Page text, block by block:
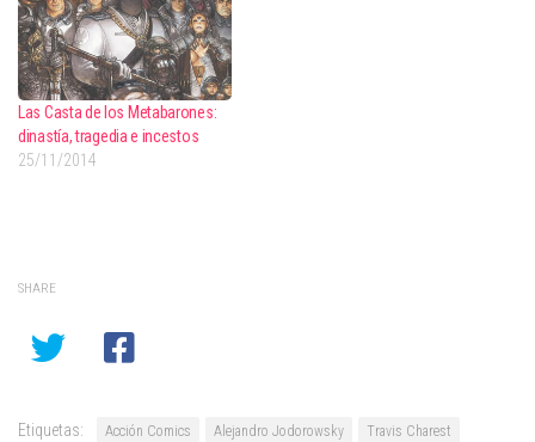
Las Casta de los Metabarones:
dinastía, tragedia e incestos
25/11/2014
SHARE
Etiquetas: Acción Comics Alejandro Jodorowsky
Travis Charest